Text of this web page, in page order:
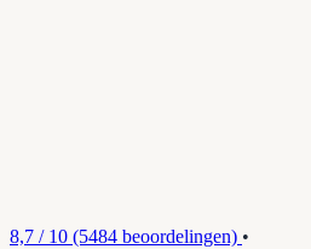
8,7 / 10 (5484 beoordelingen) •